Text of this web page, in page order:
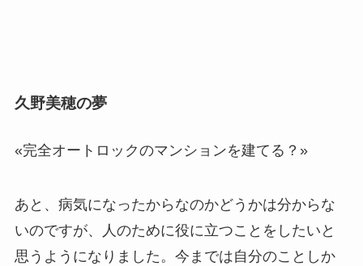
久野美穂の夢
«完全オートロックのマンションを建てる？»
あと、病気になったからなのかどうかは分からな
いのですが、人のために役に立つことをしたいと
思うようになりました。今までは自分のことしか